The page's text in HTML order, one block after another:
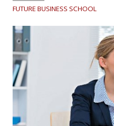
FUTURE BUSINESS SCHOOL